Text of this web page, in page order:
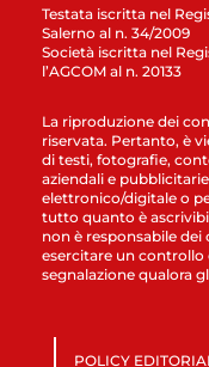
Testata iscritta nel
Salerno al n. 34/2009
Società iscritta nel
l’AGCOM al n. 20133
La riproduzione dei
riservata. Pertanto, è
di testi, fotografie,
aziendali e
elettronico/digitale o
tutto quanto è
non è responsabile
esercitare un controllo
segnalazione qualora
POLICY